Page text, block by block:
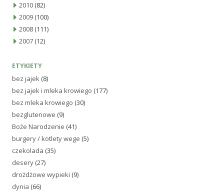
2010 (82)
2009 (100)
2008 (111)
2007 (12)
ETYKIETY
bez jajek (8)
bez jajek i mleka krowiego (177)
bez mleka krowiego (30)
bezglutenowe (9)
Boże Narodzenie (41)
burgery / kotlety wege (5)
czekolada (35)
desery (27)
drożdżowe wypieki (9)
dynia (66)